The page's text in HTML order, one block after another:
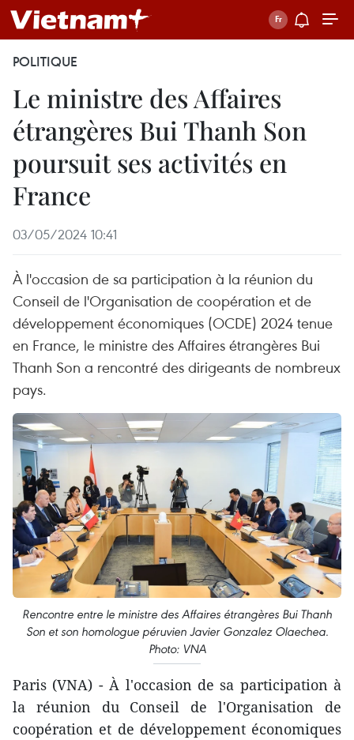
POLITIQUE
Le ministre des Affaires
étrangères Bui Thanh Son
poursuit ses activités en
France
03/05/2024 10:41
À l'occasion de sa participation à la réunion du
Conseil de l'Organisation de coopération et de
développement économiques (OCDE) 2024 tenue
en France, le ministre des Affaires étrangères Bui
Thanh Son a rencontré des dirigeants de nombreux
pays.
Rencontre entre le ministre des Affaires étrangères Bui Thanh
Son et son homologue péruvien Javier Gonzalez Olaechea.
Photo: VNA
Paris (VNA) - À l'occasion de sa participation à
la réunion du Conseil de l'Organisation de
coopération et de développement économiques